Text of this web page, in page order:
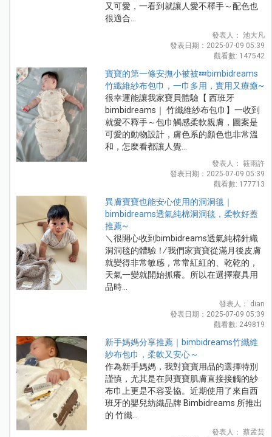
又可愛，一看到就讓人愛不釋手～配色也
很適合...
發表人： 池大凡
發表日期：2025-07-09 05:39
觀看數: 147542
寶寶的第一條安撫小被被💤bimbidreams
竹纖維紗布包巾，一巾多用，實用又療癒~
很幸運能讓我家寶貝體驗【 西班牙
bimbidreams｜ 竹纖維紗布包巾】一收到
就愛不釋手～包巾觸感柔軟親膚，圖案是
可愛的動物設計，膚色系的顏色也非常溫
和，怎麼看都讓人覺...
發表人： 筱雨許
發表日期：2025-07-09 05:39
觀看數: 177713
異膚寶寶也能安心使用的洞洞毯｜
bimbidreams透氣純棉洞洞毯，柔軟好蓋
推薦~
＼很開心收到bimbidreams透氣純棉針織
洞洞毯的體驗！∕ 我們家寶寶從滿月後皮膚
就變得非常敏感，常常紅紅的、乾乾的，
天氣一變就開始抓癢。所以在選擇寢具用
品時...
發表人： dian
發表日期：2025-07-09 05:39
觀看數: 249819
新手媽媽分享推薦｜bimbidreams竹纖維
紗布包巾，柔軟又安心～
作為新手媽媽，我對寶寶用品的選擇特別
謹慎，尤其是在與寶寶肌膚直接接觸的紗
布巾上更是不容妥協。近期使用了來自西
班牙的嬰兒紡織品牌 Bimbidreams 所推出
的 竹纖...
發表人： 蔡孟芸